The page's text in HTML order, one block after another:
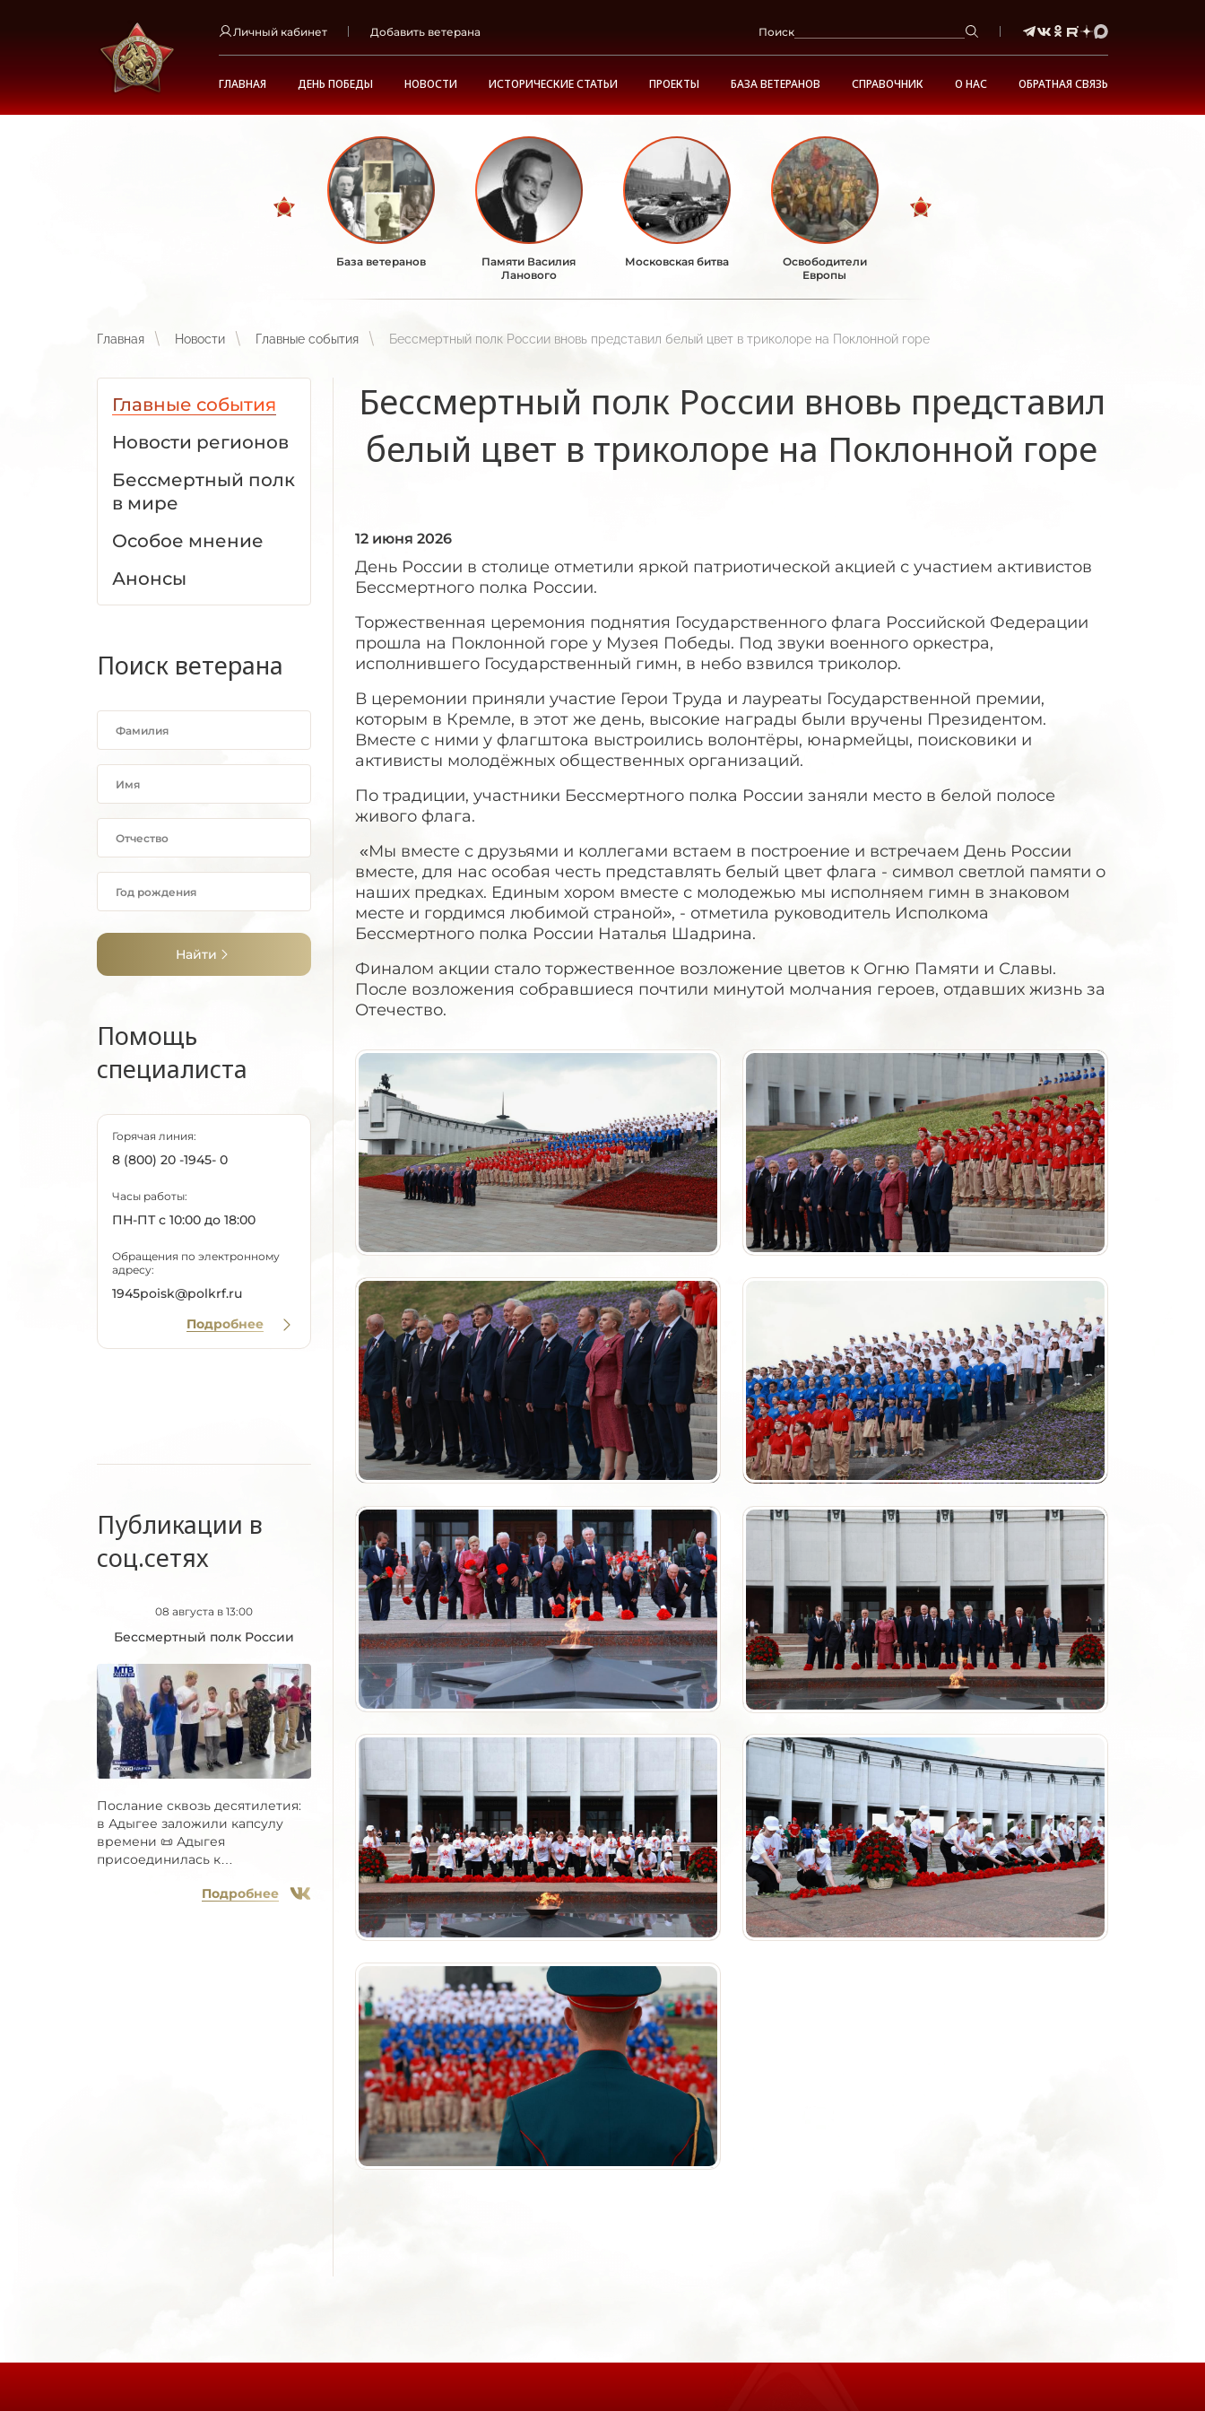
Личный кабинет Добавить ветерана Поиск
ГЛАВНАЯ ДЕНЬ ПОБЕДЫ НОВОСТИ ИСТОРИЧЕСКИЕ СТАТЬИ ПРОЕКТЫ БАЗА ВЕТЕРАНОВ СПРАВОЧНИК О НАС ОБРАТНАЯ СВЯЗЬ
База ветеранов
Памяти Василия
Ланового
Московская битва
Освободители
Европы
Главная Новости Главные события Бессмертный полк России вновь представил белый цвет в триколоре на Поклонной горе
Главные события
Новости регионов
Бессмертный полк
в мире
Особое мнение
Анонсы
Поиск ветерана
Найти
Помощь
специалиста
Горячая линия:
8 (800) 20 -1945- 0
Часы работы:
ПН-ПТ с 10:00 до 18:00
Обращения по электронному
адресу:
1945poisk@polkrf.ru
Подробнее
Публикации в
соц.сетях
08 августа в 13:00
Бессмертный полк России
Послание сквозь десятилетия:
в Адыгее заложили капсулу
времени 📜 Адыгея
присоединилась к
Подробнее
Бессмертный полк России вновь представил
белый цвет в триколоре на Поклонной горе
12 июня 2026
День России в столице отметили яркой патриотической акцией с участием активистов
Бессмертного полка России.
Торжественная церемония поднятия Государственного флага Российской Федерации
прошла на Поклонной горе у Музея Победы. Под звуки военного оркестра,
исполнившего Государственный гимн, в небо взвился триколор.
В церемонии приняли участие Герои Труда и лауреаты Государственной премии,
которым в Кремле, в этот же день, высокие награды были вручены Президентом.
Вместе с ними у флагштока выстроились волонтёры, юнармейцы, поисковики и
активисты молодёжных общественных организаций.
По традиции, участники Бессмертного полка России заняли место в белой полосе
живого флага.
«Мы вместе с друзьями и коллегами встаем в построение и встречаем День России
вместе, для нас особая честь представлять белый цвет флага - символ светлой памяти о
наших предках. Единым хором вместе с молодежью мы исполняем гимн в знаковом
месте и гордимся любимой страной», - отметила руководитель Исполкома
Бессмертного полка России Наталья Шадрина.
Финалом акции стало торжественное возложение цветов к Огню Памяти и Славы.
После возложения собравшиеся почтили минутой молчания героев, отдавших жизнь за
Отечество.